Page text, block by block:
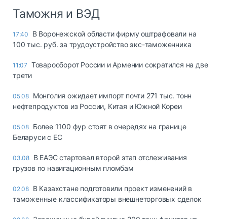
Таможня и ВЭД
17:40
В Воронежской области фирму оштрафовали на
100 тыс. руб. за трудоустройство экс-таможенника
11:07 Товарооборот России и Армении сократился на две
трети
05.08 Монголия ожидает импорт почти 271 тыс. тонн
нефтепродуктов из России, Китая и Южной Кореи
05.08 Более 1100 фур стоят в очередях на границе
Беларуси с ЕС
03.08 В ЕАЭС стартовал второй этап отслеживания
грузов по навигационным пломбам
02.08 В Казахстане подготовили проект изменений в
таможенные классификаторы внешнеторговых сделок